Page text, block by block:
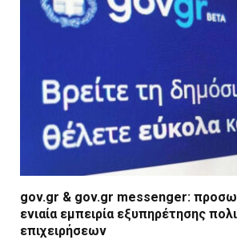
gov.gr & gov.gr messenger:
ενιαία εμπειρία εξυπηρέτησης
επιχειρήσεων